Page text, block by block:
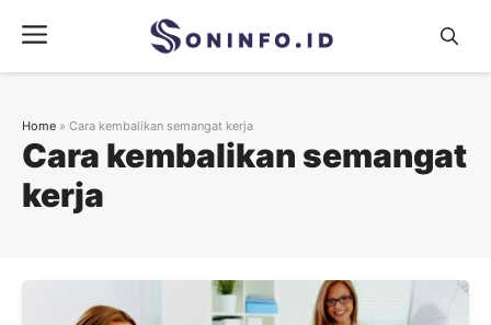
content
Menu
Cara kembalikan semangat
kerja
Home » Cara kembalikan semangat kerja